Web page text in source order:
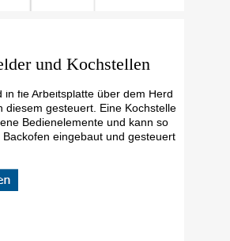
und Kochstellen
in fie Arbeitsplatte über dem Herd
diesem gesteuert. Eine Kochstelle
Bedienelemente und kann so
eingebaut und gesteuert